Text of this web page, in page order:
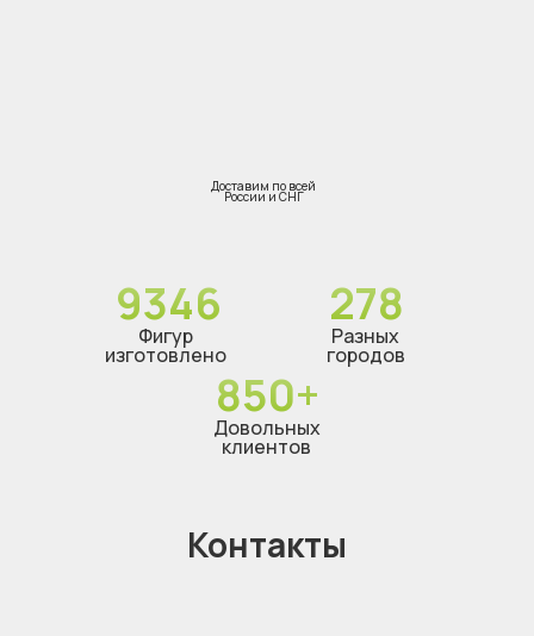
850+
9346
Контакты
Доставим по всей
России и СНГ
Довольных
клиентов
278
Разных
городов
Фигур
изготовлено